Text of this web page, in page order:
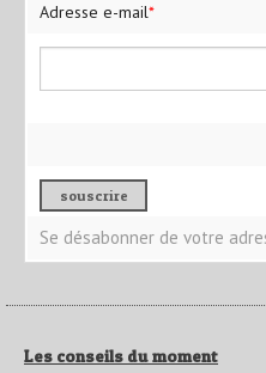
Adresse e-mail*
Se désabonner de votre
Les conseils du moment